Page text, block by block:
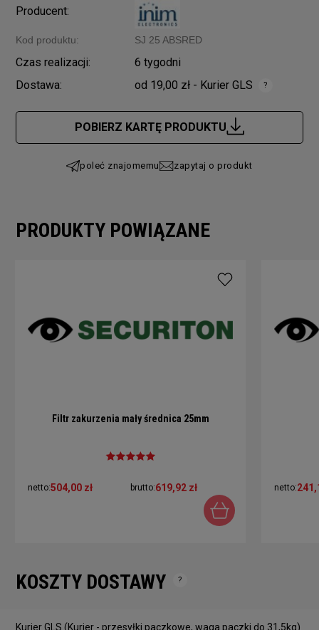
Producent:
Kod produktu: SJ 25 ABSRED
Czas realizacji:
6 tygodni
Dostawa:
od 19,00 zł - Kurier GLS
Cena nie zawiera ewentualnych kosztów płatności
POBIERZ KARTĘ PRODUKTU
poleć znajomemu zapytaj o produkt
PRODUKTY POWIĄZANE
Filtr zakurzenia mały średnica 25mm
netto:504,00 zł brutto:619,92 zł netto:
KOSZTY DOSTAWY
Kurier GLS (Kurier - przesyłki paczkowe, waga paczki do 31,5kg)